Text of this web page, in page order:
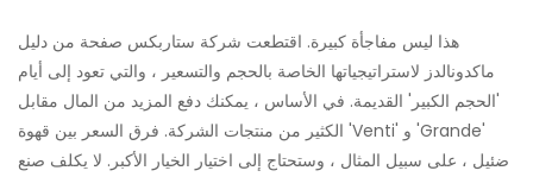
هذا ليس مفاجأة كبيرة. اقتطعت شركة ستاربكس صفحة من دليل
ماكدونالدز لاستراتيجياتها الخاصة بالحجم والتسعير ، والتي تعود إلى أيام
'الحجم الكبير' القديمة. في الأساس ، يمكنك دفع المزيد من المال مقابل
الكثير من منتجات الشركة. فرق السعر بين قهوة 'Venti' و 'Grande'
ضئيل ، على سبيل المثال ، وستحتاج إلى اختيار الخيار الأكبر. لا يكلف صنع